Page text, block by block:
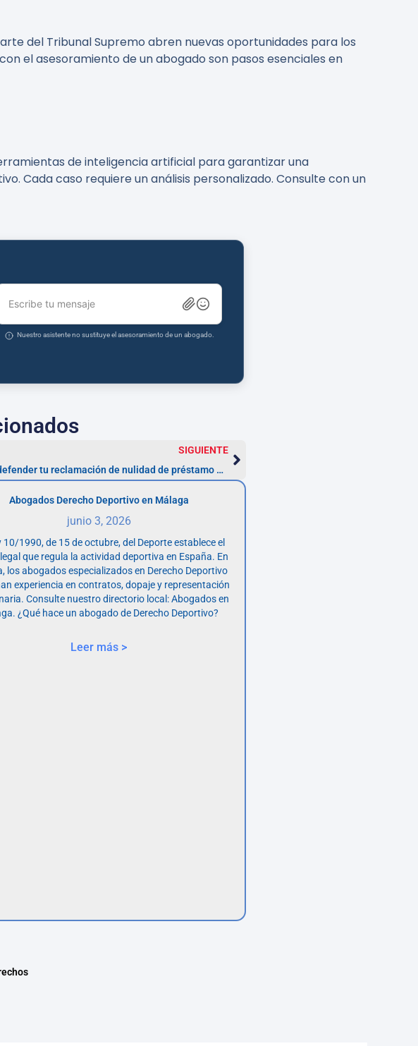
del Tribunal Supremo abren nuevas oportunidades para los
el asesoramiento de un abogado son pasos esenciales en
de inteligencia artificial para garantizar una
Cada caso requiere un análisis personalizado. Consulte con un
Escribe tu mensaje
Nuestro asistente no sustituye el asesoramiento de un abogado.
SIGUIENTE
Pasos para defender tu reclamación de nulidad de préstamo personal
Abogados Derecho Deportivo en Málaga
junio 3, 2026
10/1990, de 15 de octubre, del Deporte establece el
que regula la actividad deportiva en España. En
los abogados especializados en Derecho Deportivo
experiencia en contratos, dopaje y representación
Consulte nuestro directorio local: Abogados en
¿Qué hace un abogado de Derecho Deportivo?
Leer más >